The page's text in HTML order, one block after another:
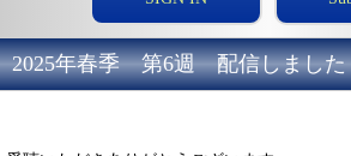
2025年春季 第6週 配信しました